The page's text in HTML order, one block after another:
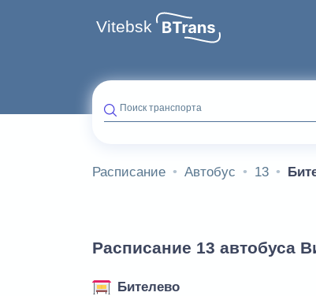
Vitebsk
Поиск транспорта
Расписание Автобус 13
Расписание 13 автобуса
Бителево